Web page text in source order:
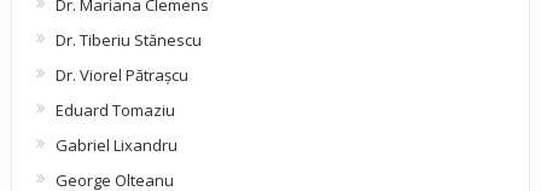
Dr. Mariana Clemens
Dr. Tiberiu Stănescu
Dr. Viorel Pătraşcu
Eduard Tomaziu
Gabriel Lixandru
George Olteanu